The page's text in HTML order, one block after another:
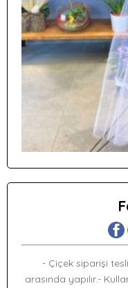
- Çiçek siparişi
arasında yapılır.-